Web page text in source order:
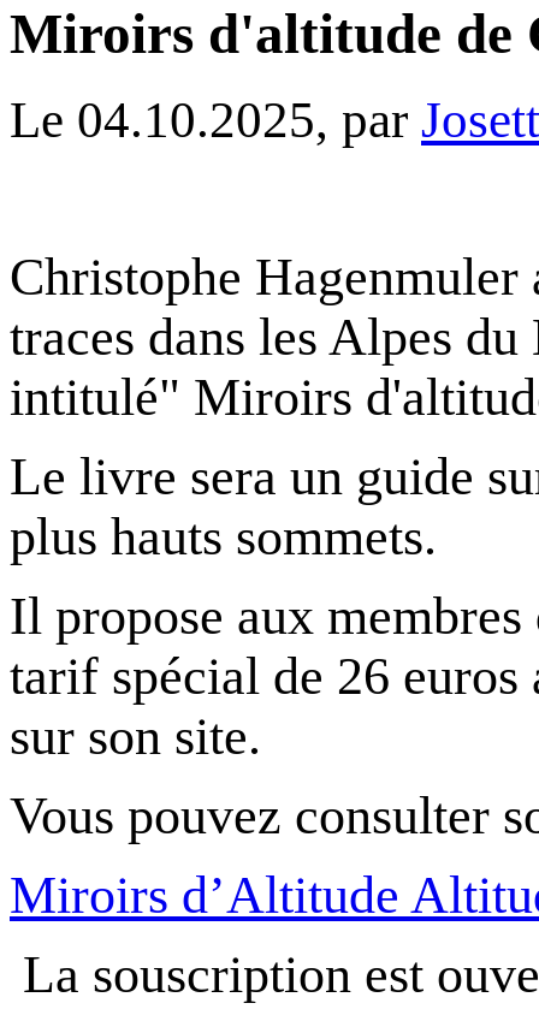
Miroirs d'altitude de
Le 04.10.2025, par
Christophe Hagenmuler
traces dans les Alpes
intitulé" Miroirs
Le livre sera un guide
plus hauts sommets.
Il propose aux
tarif spécial de 26
sur son site.
Vous pouvez consulter
Miroirs d’Altitude
La souscription est